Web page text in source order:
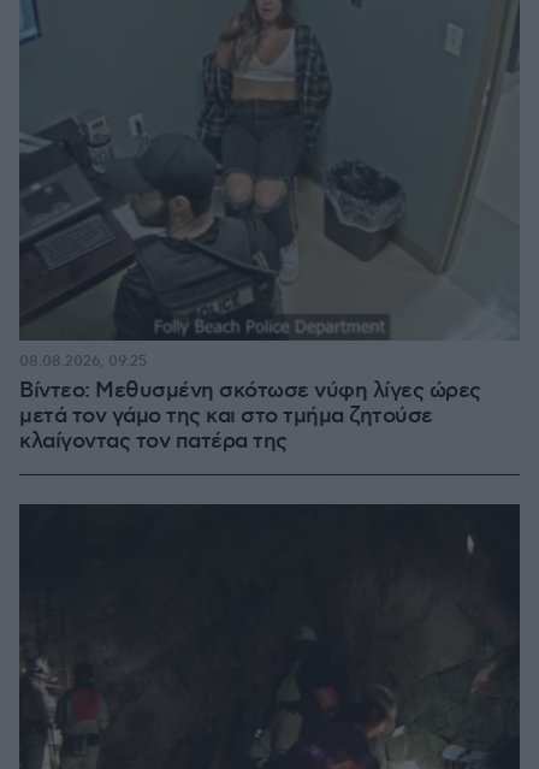
Βίντεο: Μεθυσμένη σκότωσε νύφη λίγες ώρες
μετά τον γάμο της και στο τμήμα ζητούσε
κλαίγοντας τον πατέρα της
08.08.2026, 09:25